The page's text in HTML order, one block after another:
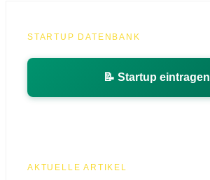
STARTUP DATENBANK
📝 Startup eintragen
AKTUELLE ARTIKEL